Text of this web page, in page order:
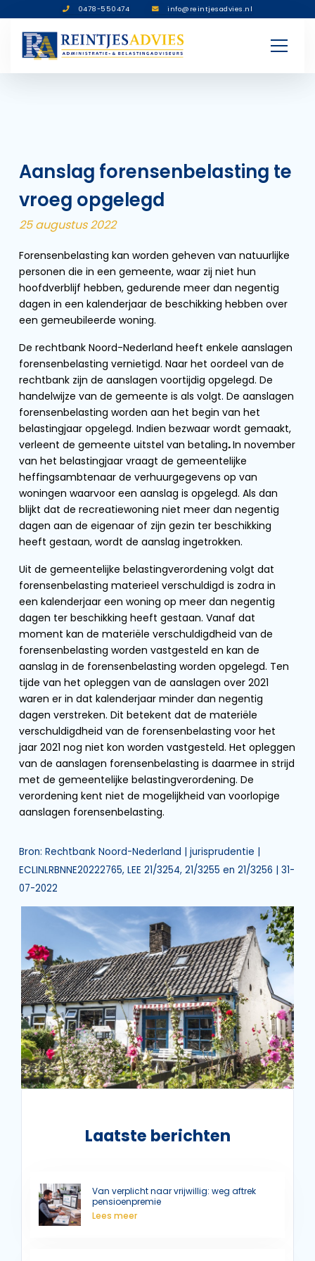
0478-550474 info@reintjesadvies.nl
Aanslag forensenbelasting te
vroeg opgelegd
25 augustus 2022
Forensenbelasting kan worden geheven van natuurlijke
personen die in een gemeente, waar zij niet hun
hoofdverblijf hebben, gedurende meer dan negentig
dagen in een kalenderjaar de beschikking hebben over
een gemeubileerde woning.
De rechtbank Noord-Nederland heeft enkele aanslagen
forensenbelasting vernietigd. Naar het oordeel van de
rechtbank zijn de aanslagen voortijdig opgelegd. De
handelwijze van de gemeente is als volgt. De aanslagen
forensenbelasting worden aan het begin van het
belastingjaar opgelegd. Indien bezwaar wordt gemaakt,
verleent de gemeente uitstel van betaling.In november
van het belastingjaar vraagt de gemeentelijke
heffingsambtenaar de verhuurgegevens op van
woningen waarvoor een aanslag is opgelegd. Als dan
blijkt dat de recreatiewoning niet meer dan negentig
dagen aan de eigenaar of zijn gezin ter beschikking
heeft gestaan, wordt de aanslag ingetrokken.
Uit de gemeentelijke belastingverordening volgt dat
forensenbelasting materieel verschuldigd is zodra in
een kalenderjaar een woning op meer dan negentig
dagen ter beschikking heeft gestaan. Vanaf dat
moment kan de materiële verschuldigdheid van de
forensenbelasting worden vastgesteld en kan de
aanslag in de forensenbelasting worden opgelegd. Ten
tijde van het opleggen van de aanslagen over 2021
waren er in dat kalenderjaar minder dan negentig
dagen verstreken. Dit betekent dat de materiële
verschuldigdheid van de forensenbelasting voor het
jaar 2021 nog niet kon worden vastgesteld. Het opleggen
van de aanslagen forensenbelasting is daarmee in strijd
met de gemeentelijke belastingverordening. De
verordening kent niet de mogelijkheid van voorlopige
aanslagen forensenbelasting.
Bron: Rechtbank Noord-Nederland | jurisprudentie |
ECLINLRBNNE20222765, LEE 21/3254, 21/3255 en 21/3256 | 31-
07-2022
Laatste berichten
Van verplicht naar vrijwillig: weg aftrek
pensioenpremie
Lees meer